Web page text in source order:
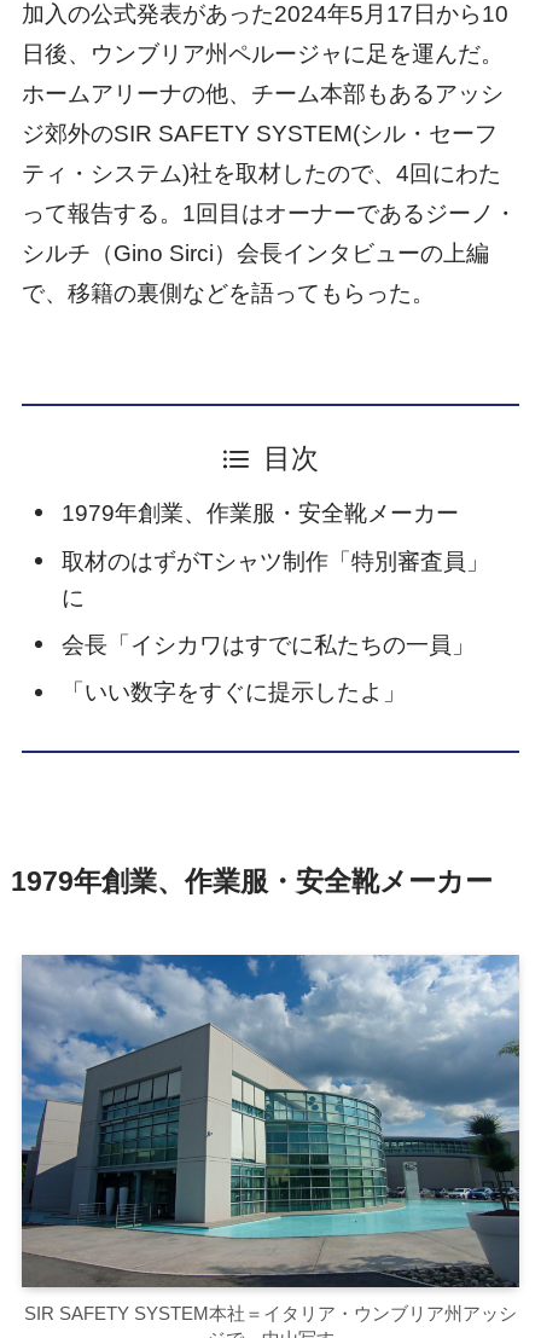
加入の公式発表があった2024年5月17日から10
日後、ウンブリア州ペルージャに足を運んだ。
ホームアリーナの他、チーム本部もあるアッシ
ジ郊外のSIR SAFETY SYSTEM(シル・セーフ
ティ・システム)社を取材したので、4回にわた
って報告する。1回目はオーナーであるジーノ・
シルチ（Gino Sirci）会長インタビューの上編
で、移籍の裏側などを語ってもらった。
目次
1979年創業、作業服・安全靴メーカー
取材のはずがTシャツ制作「特別審査員」
に
会長「イシカワはすでに私たちの一員」
「いい数字をすぐに提示したよ」
1979年創業、作業服・安全靴メーカー
SIR SAFETY SYSTEM本社＝イタリア・ウンブリア州アッシ